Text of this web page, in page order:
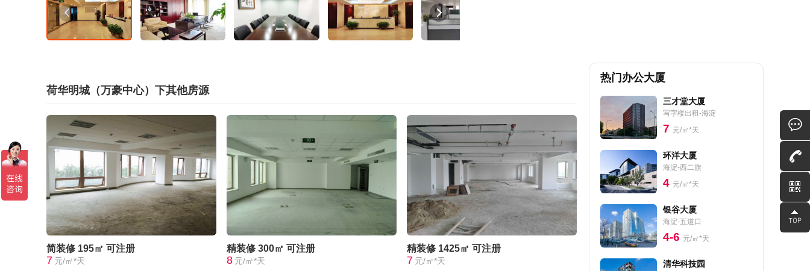
荷华明城（万豪中心）下其他房源
简装修 195㎡ 可注册
7 元/㎡*天
精装修 300㎡ 可注册
8 元/㎡*天
精装修 1425㎡ 可注册
7 元/㎡*天
热门办公大厦
三才堂大厦
写字楼出租-海淀
7 元/㎡*天
环洋大厦
海淀-西二旗
4 元/㎡*天
银谷大厦
海淀-五道口
4-6 元/㎡*天
清华科技园